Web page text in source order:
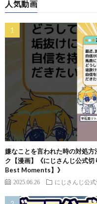
人気動画
嫌なことを言われた時の対処
ク【漫画】《にじさんじ公式
Best Moments】》
2025.06.26 にじさんじ公